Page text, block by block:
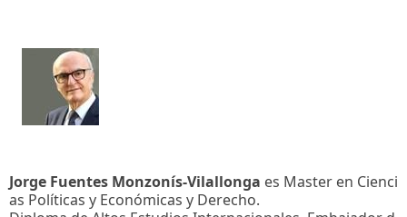
Jorge Fuentes Monzonís-Vilallonga es Master en Cienci
as Políticas y Económicas y Derecho.